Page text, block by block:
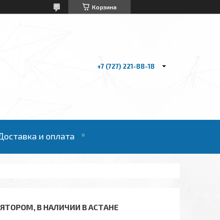
Корзина
+7 (727) 221-88-18
и оплата
В НАЛИЧИИ В АСТАНЕ